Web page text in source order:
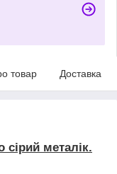
товар Доставка
металік.